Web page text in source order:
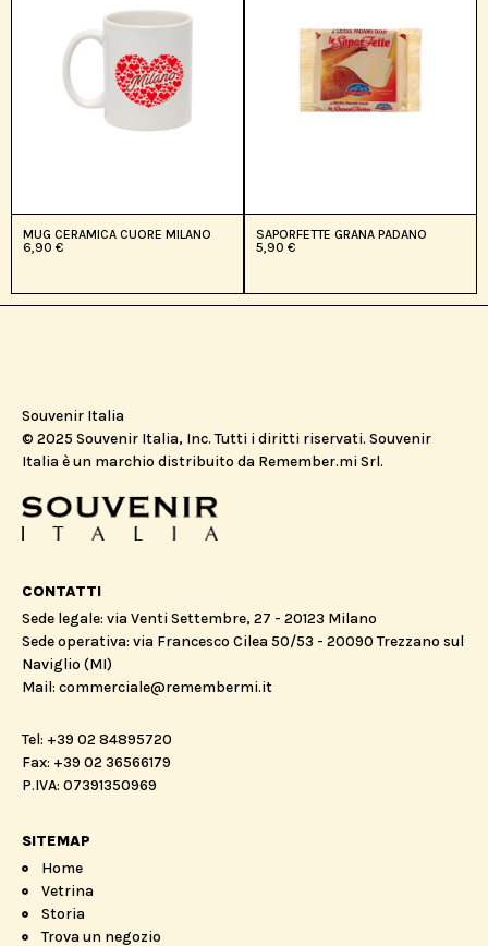
MUG CERAMICA CUORE MILANO
6,90 €
SAPORFETTE GRANA PADANO
5,90 €
Souvenir Italia
© 2025 Souvenir Italia, Inc. Tutti i diritti riservati. Souvenir
Italia è un marchio distribuito da Remember.mi Srl.
CONTATTI
Sede legale: via Venti Settembre, 27 - 20123 Milano
Sede operativa: via Francesco Cilea 50/53 - 20090 Trezzano sul
Naviglio (MI)
Mail: commerciale@remembermi.it
Tel: +39 02 84895720
Fax: +39 02 36566179
P.IVA: 07391350969
SITEMAP
Home
Vetrina
Storia
Trova un negozio